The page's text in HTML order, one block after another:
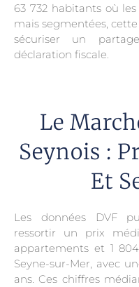
63 732 habitants où
mais segmentées,
sécuriser un
déclaration fiscale.
Le
Seynois :
Et
Les données DVF
ressortir un prix
appartements et 1
Seyne-sur-Mer, avec
ans. Ces chiffres